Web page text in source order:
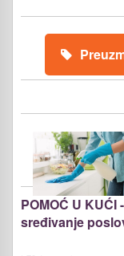
POMOĆ U
sređivanje